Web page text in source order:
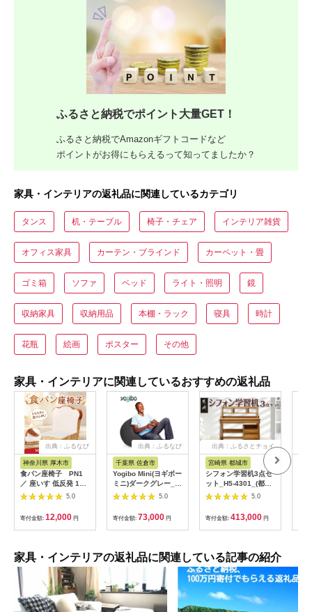
ふるさと納税でポイント大量GET！
ふるさと納税でAmazonギフトコードなど
ポイントがお得にもらえるって知ってましたか？
家具・インテリアの返礼品に関連しているカテゴリ
タンス 机・テーブル 椅子・チェア インテリア雑貨
オフィス家具 カーテン・ブラインド カーペット・畳
ゴミ箱 ソファ ベッド ライト・照明 鏡
収納家具 収納用品 本棚・ラック 寝具 時計
花瓶 絵画 ポスター その他
家具・インテリアに関連しているおすすめの返礼品
出典：ふるなび
神奈川県 厚木市
食パン座椅子 PN1
／ 座いす 低反発 1人
用 インテリア イス チ
ェア リラックス 癒や
し かわいい ユニーク
おしゃれ 個性的 もち
もち ふんわり プレゼ
神奈川県 No.065
5.0
寄付金額: 12,000 円
出典：ふるなび
千葉県 佐倉市
Yogibo Mini(ヨギボー
ミニ)ダークグレー_ヨ
ギボー ミニ ソファ コ
ンパクト ダークグレ
ー_【配送不可地域：
離島】【1172146】
5.0
寄付金額: 73,000 円
出典：ふるさとチョイ
宮崎県 都城市
シフォン学習机3点セ
ット_H5-4301_(都城
市) 腰掛式ワゴン ブッ
クスタンド デスク 楠
無垢材 3点セット 学
習机
5.0
寄付金額: 413,000 円
家具・インテリアの返礼品に関連している記事の紹介